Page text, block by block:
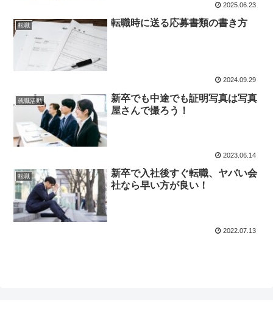
2025.06.23
転職 転職時に送る応募書類の書き方
2024.09.29
就職活動
新卒でも中途でも証明写真は写真
屋さんで撮ろう！
2023.06.14
転職
新卒で入社後すぐ転職、ヤバい会
社なら早い方が良い！
2022.07.13